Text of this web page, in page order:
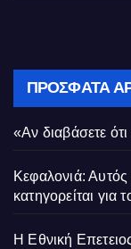
ΠΡΌΣΦΑΤΑ
«Αν διαβάσετε
Κεφαλονιά:
κατηγορείται για
Η Εθνική